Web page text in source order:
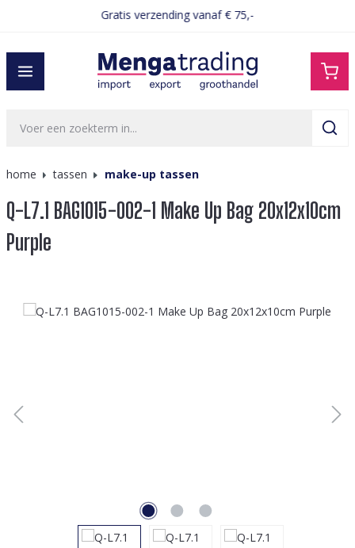
Gratis verzending vanaf € 75,-
home tassen make-up tassen
Q-L7.1 BAG1015-002-1 Make Up Bag 20x12x10cm
Purple
Afbeeldingengalerij overslaan